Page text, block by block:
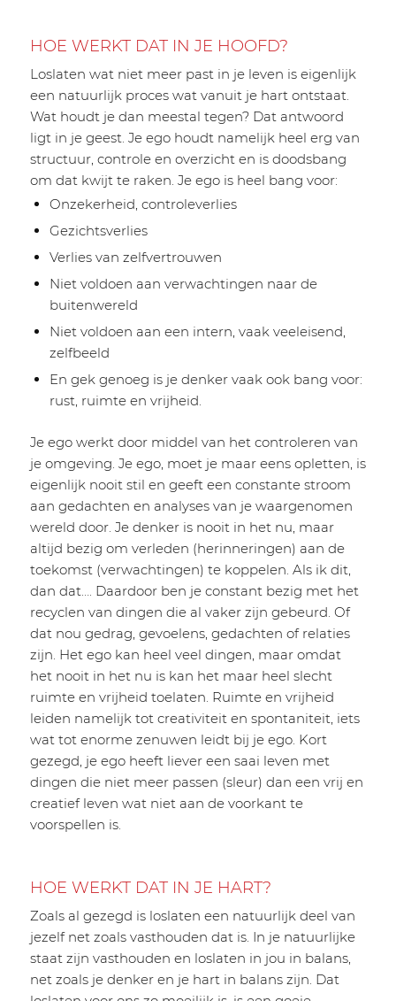
HOE WERKT DAT IN JE HOOFD?
Loslaten wat niet meer past in je leven is eigenlijk
een natuurlijk proces wat vanuit je hart ontstaat.
Wat houdt je dan meestal tegen? Dat antwoord
ligt in je geest. Je ego houdt namelijk heel erg van
structuur, controle en overzicht en is doodsbang
om dat kwijt te raken. Je ego is heel bang voor:
Onzekerheid, controleverlies
Gezichtsverlies
Verlies van zelfvertrouwen
Niet voldoen aan verwachtingen naar de
buitenwereld
Niet voldoen aan een intern, vaak veeleisend,
zelfbeeld
En gek genoeg is je denker vaak ook bang voor:
rust, ruimte en vrijheid.
Je ego werkt door middel van het controleren van
je omgeving. Je ego, moet je maar eens opletten, is
eigenlijk nooit stil en geeft een constante stroom
aan gedachten en analyses van je waargenomen
wereld door. Je denker is nooit in het nu, maar
altijd bezig om verleden (herinneringen) aan de
toekomst (verwachtingen) te koppelen. Als ik dit,
dan dat…. Daardoor ben je constant bezig met het
recyclen van dingen die al vaker zijn gebeurd. Of
dat nou gedrag, gevoelens, gedachten of relaties
zijn. Het ego kan heel veel dingen, maar omdat
het nooit in het nu is kan het maar heel slecht
ruimte en vrijheid toelaten. Ruimte en vrijheid
leiden namelijk tot creativiteit en spontaniteit, iets
wat tot enorme zenuwen leidt bij je ego. Kort
gezegd, je ego heeft liever een saai leven met
dingen die niet meer passen (sleur) dan een vrij en
creatief leven wat niet aan de voorkant te
voorspellen is.
HOE WERKT DAT IN JE HART?
Zoals al gezegd is loslaten een natuurlijk deel van
jezelf net zoals vasthouden dat is. In je natuurlijke
staat zijn vasthouden en loslaten in jou in balans,
net zoals je denker en je hart in balans zijn. Dat